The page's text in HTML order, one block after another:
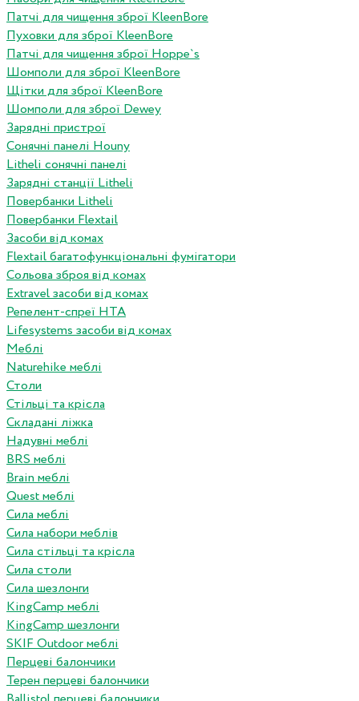
Патчі для чищення зброї KleenBore
Пуховки для зброї KleenBore
Патчі для чищення зброї Hoppe`s
Шомполи для зброї KleenBore
Щітки для зброї KleenBore
Шомполи для зброї Dewey
Зарядні пристрої
Сонячні панелі Houny
Litheli сонячні панелі
Зарядні станції Litheli
Повербанки Litheli
Повербанки Flextail
Засоби від комах
Flextail багатофункціональні фумігатори
Сольова зброя від комах
Extravel засоби від комах
Репелент-спреї HTA
Lifesystems засоби від комах
Меблі
Naturehike меблі
Столи
Стільці та крісла
Складані ліжка
Надувні меблі
BRS меблі
Brain меблі
Quest меблі
Сила меблі
Сила набори меблів
Сила стільці та крісла
Сила столи
Сила шезлонги
KingCamp меблі
KingCamp шезлонги
SKIF Outdoor меблі
Перцеві балончики
Терен перцеві балончики